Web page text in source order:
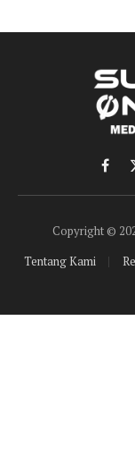
Copyright ©
Tentang Kami